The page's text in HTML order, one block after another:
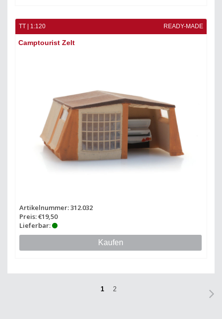
TT | 1:120 READY-MADE
Camptourist Zelt
Artikelnummer: 312.032
Preis: €19,50
Lieferbar:
Kaufen
1 2